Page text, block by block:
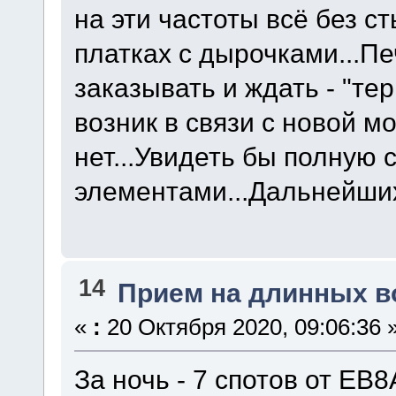
на эти частоты всё без
платках с
заказывать и ждать -
возник в связи с новой
нет...Увидеть бы полную
14 Прием на длинных
« : 20 Октября 2020, 09:06:36
За ночь - 7 спотов от